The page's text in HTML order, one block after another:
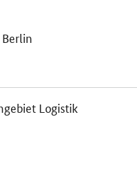
Berlin
Logistik